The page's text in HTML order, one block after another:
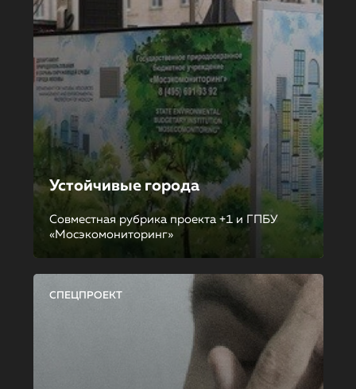
Устойчивые города
Совместная рубрика проекта +1 и ГПБУ
«Мосэкомониторинг»
СПЕЦПРОЕКТ